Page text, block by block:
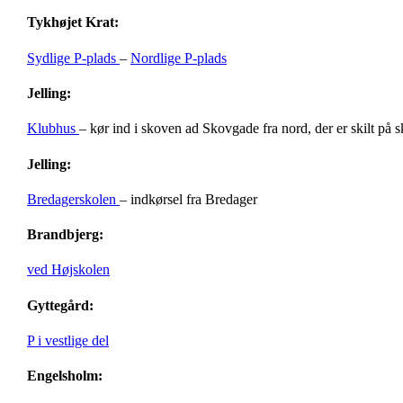
Tykhøjet Krat:
Sydlige P-plads – Nordlige P-plads
Jelling:
Klubhus – kør ind i skoven ad Skovgade fra nord, der er skilt på
Jelling:
Bredagerskolen – indkørsel fra Bredager
Brandbjerg:
ved Højskolen
Gyttegård:
P i vestlige del
Engelsholm: